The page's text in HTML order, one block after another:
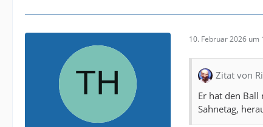
10. Februar 2026 um
Zitat von
Er hat den Ball
Sahnetag,